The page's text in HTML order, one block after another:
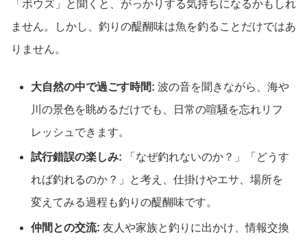
「ボウズ」と聞くと、がっかりする気持ちになるかもしれ
ません。しかし、釣りの醍醐味は魚を釣ることだけではあ
りません。
大自然の中で過ごす時間: 波の音を聞きながら、海や
川の景色を眺めるだけでも、日常の喧騒を忘れリフ
レッシュできます。
試行錯誤の楽しみ: 「なぜ釣れないのか？」「どうす
れば釣れるのか？」と考え、仕掛けやエサ、場所を
変えてみる過程も釣りの醍醐味です。
仲間との交流: 友人や家族と釣りに出かけ、情報交換